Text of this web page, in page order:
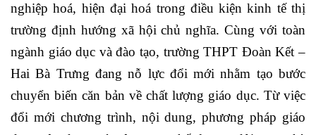
nghiệp hoá, hiện đại hoá trong điều kiện kinh tế thị
trường định hướng xã hội chủ nghĩa. Cùng với toàn
ngành giáo dục và đào tạo, trường THPT Đoàn Kết –
Hai Bà Trưng đang nỗ lực đổi mới nhằm tạo bước
chuyển biến căn bản về chất lượng giáo dục. Từ việc
đổi mới chương trình, nội dung, phương pháp giáo